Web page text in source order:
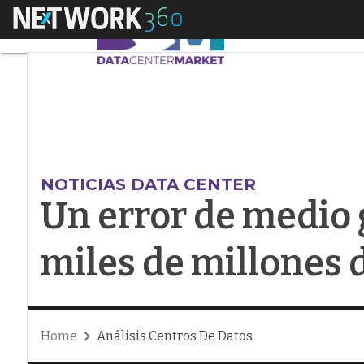
Menú
NOTICIAS DATA CENTER
Un error de medio
miles de millones
Home Análisis Centros De Datos